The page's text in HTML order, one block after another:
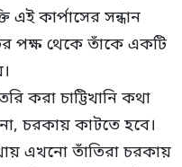
কার্পাসের সন্ধান
পক্ষ থেকে তাঁকে একটি
করা চাট্টিখানি কথা
চরকায় কাটতে হবে।
এখনো তাঁতিরা চরকায়